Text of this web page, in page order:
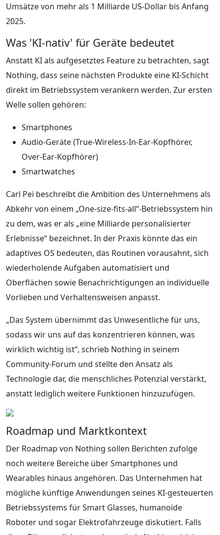
Umsätze von mehr als 1 Milliarde US-Dollar bis Anfang
2025.
Was 'KI-nativ' für Geräte bedeutet
Anstatt KI als aufgesetztes Feature zu betrachten, sagt
Nothing, dass seine nächsten Produkte eine KI-Schicht
direkt im Betriebssystem verankern werden. Zur ersten
Welle sollen gehören:
Smartphones
Audio-Geräte (True-Wireless-In-Ear-Kopfhörer,
Over-Ear-Kopfhörer)
Smartwatches
Carl Pei beschreibt die Ambition des Unternehmens als
Abkehr von einem „One‑size‑fits‑all“-Betriebssystem hin
zu dem, was er als „eine Milliarde personalisierter
Erlebnisse“ bezeichnet. In der Praxis könnte das ein
adaptives OS bedeuten, das Routinen vorausahnt, sich
wiederholende Aufgaben automatisiert und
Oberflächen sowie Benachrichtigungen an individuelle
Vorlieben und Verhaltensweisen anpasst.
„Das System übernimmt das Unwesentliche für uns,
sodass wir uns auf das konzentrieren können, was
wirklich wichtig ist“, schrieb Nothing in seinem
Community-Forum und stellte den Ansatz als
Technologie dar, die menschliches Potenzial verstärkt,
anstatt lediglich weitere Funktionen hinzuzufügen.
Roadmap und Marktkontext
Der Roadmap von Nothing sollen Berichten zufolge
noch weitere Bereiche über Smartphones und
Wearables hinaus angehören. Das Unternehmen hat
mögliche künftige Anwendungen seines KI-gesteuerten
Betriebssystems für Smart Glasses, humanoide
Roboter und sogar Elektrofahrzeuge diskutiert. Falls